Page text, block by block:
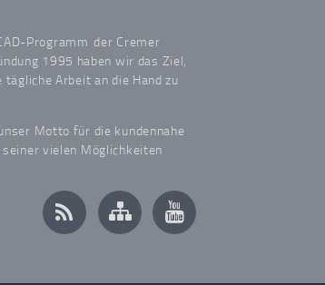
Programm der Cremer
1995 haben wir das Ziel,
Arbeit an die Hand zu
Motto für die kundennahe
vielen Möglichkeiten